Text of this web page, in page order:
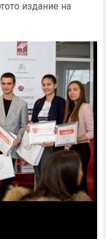
издание на